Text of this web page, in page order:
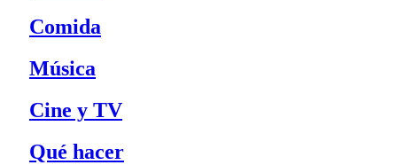
Comida
Música
Cine y TV
Qué hacer